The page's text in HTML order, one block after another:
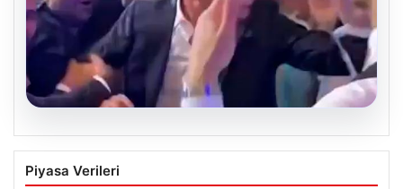
05.08.2026
Beşiktaşlı Hyeon-gyu Oh’un düğün
dansında yakaladığı coşku
Piyasa Verileri